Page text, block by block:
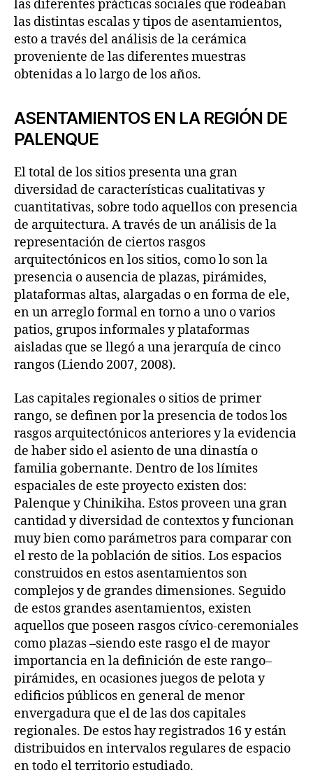
las diferentes prácticas sociales que rodeaban
las distintas escalas y tipos de asentamientos,
esto a través del análisis de la cerámica
proveniente de las diferentes muestras
obtenidas a lo largo de los años.
ASENTAMIENTOS EN LA REGIÓN DE
PALENQUE
El total de los sitios presenta una gran
diversidad de características cualitativas y
cuantitativas, sobre todo aquellos con presencia
de arquitectura. A través de un análisis de la
representación de ciertos rasgos
arquitectónicos en los sitios, como lo son la
presencia o ausencia de plazas, pirámides,
plataformas altas, alargadas o en forma de ele,
en un arreglo formal en torno a uno o varios
patios, grupos informales y plataformas
aisladas que se llegó a una jerarquía de cinco
rangos (Liendo 2007, 2008).
Las capitales regionales o sitios de primer
rango, se definen por la presencia de todos los
rasgos arquitectónicos anteriores y la evidencia
de haber sido el asiento de una dinastía o
familia gobernante. Dentro de los límites
espaciales de este proyecto existen dos:
Palenque y Chinikiha. Estos proveen una gran
cantidad y diversidad de contextos y funcionan
muy bien como parámetros para comparar con
el resto de la población de sitios. Los espacios
construidos en estos asentamientos son
complejos y de grandes dimensiones. Seguido
de estos grandes asentamientos, existen
aquellos que poseen rasgos cívico-ceremoniales
como plazas –siendo este rasgo el de mayor
importancia en la definición de este rango–
pirámides, en ocasiones juegos de pelota y
edificios públicos en general de menor
envergadura que el de las dos capitales
regionales. De estos hay registrados 16 y están
distribuidos en intervalos regulares de espacio
en todo el territorio estudiado.